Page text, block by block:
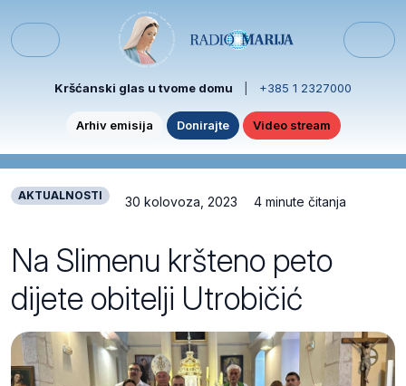
Menu
Kršćanski glas u tvome domu +385 1 2327000
Arhiv emisija Donirajte Video stream
AKTUALNOSTI 30 kolovoza, 2023 4 minute čitanja
Na Slimenu kršteno peto
dijete obitelji Utrobičić